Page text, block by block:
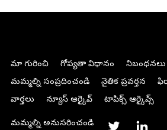
మా గురించి గోప్యతా విధానం
నిబంధనలు
మమ్మల్ని సంప్రదించండి
నైతిక ప్రవర్తన
వార్తలు
న్యూస్ ఆర్కైవ్ టాపిక్స్ ఆర్కైవ్స్
మమ్మల్ని అనుసరించండి